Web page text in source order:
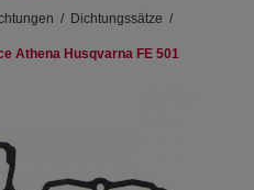
/ Dichtungssätze /
Athena Husqvarna FE 501